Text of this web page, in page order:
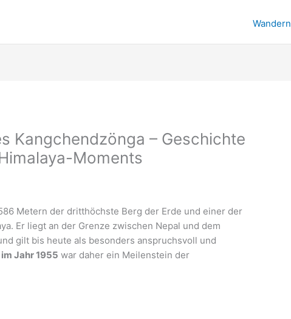
Wandern
Kangchendzönga – Geschichte
Moments
Metern der dritthöchste Berg der Erde und einer der
Er liegt an der Grenze zwischen Nepal und dem
gilt bis heute als besonders anspruchsvoll und
Jahr 1955 war daher ein Meilenstein der